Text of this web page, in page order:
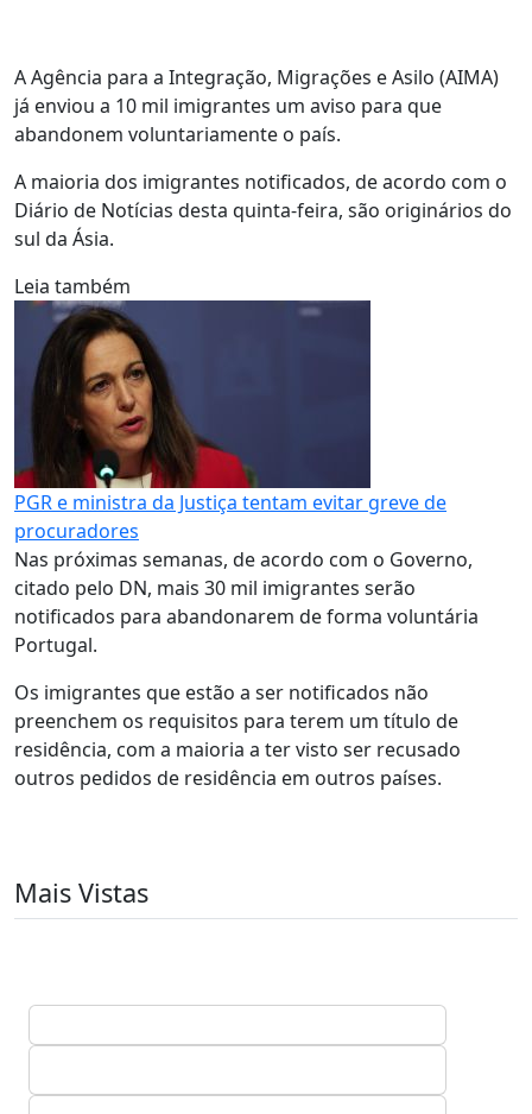
A Agência para a Integração, Migrações e Asilo (AIMA)
já enviou a 10 mil imigrantes um aviso para que
abandonem voluntariamente o país.
A maioria dos imigrantes notificados, de acordo com o
Diário de Notícias desta quinta-feira, são originários do
sul da Ásia.
Leia também
PGR e ministra da Justiça tentam evitar greve de
procuradores
Nas próximas semanas, de acordo com o Governo,
citado pelo DN, mais 30 mil imigrantes serão
notificados para abandonarem de forma voluntária
Portugal.
Os imigrantes que estão a ser notificados não
preenchem os requisitos para terem um título de
residência, com a maioria a ter visto ser recusado
outros pedidos de residência em outros países.
Mais Vistas